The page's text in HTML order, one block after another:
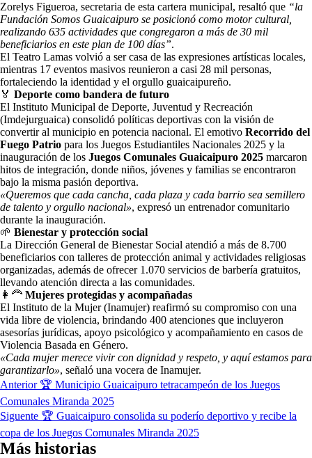
Zorelys Figueroa, secretaria de esta cartera municipal, resaltó que “la
Fundación Somos Guaicaipuro se posicionó como motor cultural,
realizando 635 actividades que congregaron a más de 30 mil
beneficiarios en este plan de 100 días”.
El Teatro Lamas volvió a ser casa de las expresiones artísticas locales,
mientras 17 eventos masivos reunieron a casi 28 mil personas,
fortaleciendo la identidad y el orgullo guaicaipureño.
🏅 Deporte como bandera de futuro
El Instituto Municipal de Deporte, Juventud y Recreación
(Imdejurguaica) consolidó políticas deportivas con la visión de
convertir al municipio en potencia nacional. El emotivo Recorrido del
Fuego Patrio para los Juegos Estudiantiles Nacionales 2025 y la
inauguración de los Juegos Comunales Guaicaipuro 2025 marcaron
hitos de integración, donde niños, jóvenes y familias se encontraron
bajo la misma pasión deportiva.
«Queremos que cada cancha, cada plaza y cada barrio sea semillero
de talento y orgullo nacional», expresó un entrenador comunitario
durante la inauguración.
🌱 Bienestar y protección social
La Dirección General de Bienestar Social atendió a más de 8.700
beneficiarios con talleres de protección animal y actividades religiosas
organizadas, además de ofrecer 1.070 servicios de barbería gratuitos,
llevando atención directa a las comunidades.
👩‍🦰 Mujeres protegidas y acompañadas
El Instituto de la Mujer (Inamujer) reafirmó su compromiso con una
vida libre de violencia, brindando 400 atenciones que incluyeron
asesorías jurídicas, apoyo psicológico y acompañamiento en casos de
Violencia Basada en Género.
«Cada mujer merece vivir con dignidad y respeto, y aquí estamos para
garantizarlo», señaló una vocera de Inamujer.
Navegación
de
entradas
Anterior🏆 Municipio Guaicaipuro tetracampeón de los Juegos
Comunales Miranda 2025
Siguente 🏆 Guaicaipuro consolida su poderío deportivo y recibe la
copa de los Juegos Comunales Miranda 2025
Más historias